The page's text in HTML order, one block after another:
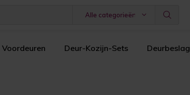
Alle categorieën
Voordeuren Deur-Kozijn-Sets Deurbeslag